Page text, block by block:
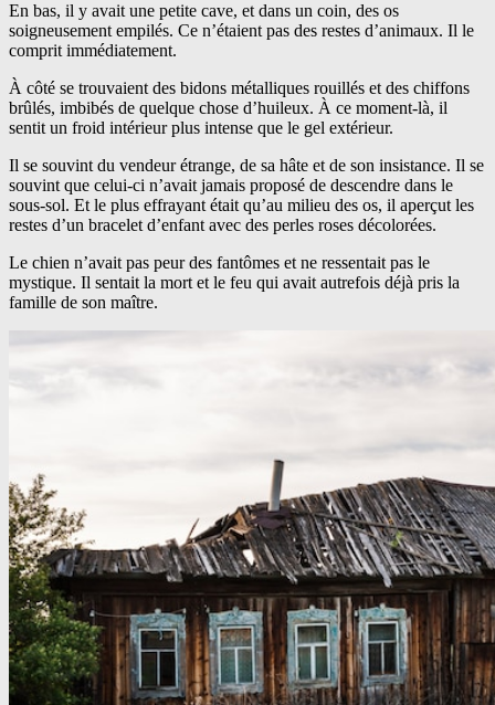
En bas, il y avait une petite cave, et dans un coin, des os
soigneusement empilés. Ce n’étaient pas des restes d’animaux. Il le
comprit immédiatement.
À côté se trouvaient des bidons métalliques rouillés et des chiffons
brûlés, imbibés de quelque chose d’huileux. À ce moment-là, il
sentit un froid intérieur plus intense que le gel extérieur.
Il se souvint du vendeur étrange, de sa hâte et de son insistance. Il se
souvint que celui-ci n’avait jamais proposé de descendre dans le
sous-sol. Et le plus effrayant était qu’au milieu des os, il aperçut les
restes d’un bracelet d’enfant avec des perles roses décolorées.
Le chien n’avait pas peur des fantômes et ne ressentait pas le
mystique. Il sentait la mort et le feu qui avait autrefois déjà pris la
famille de son maître.